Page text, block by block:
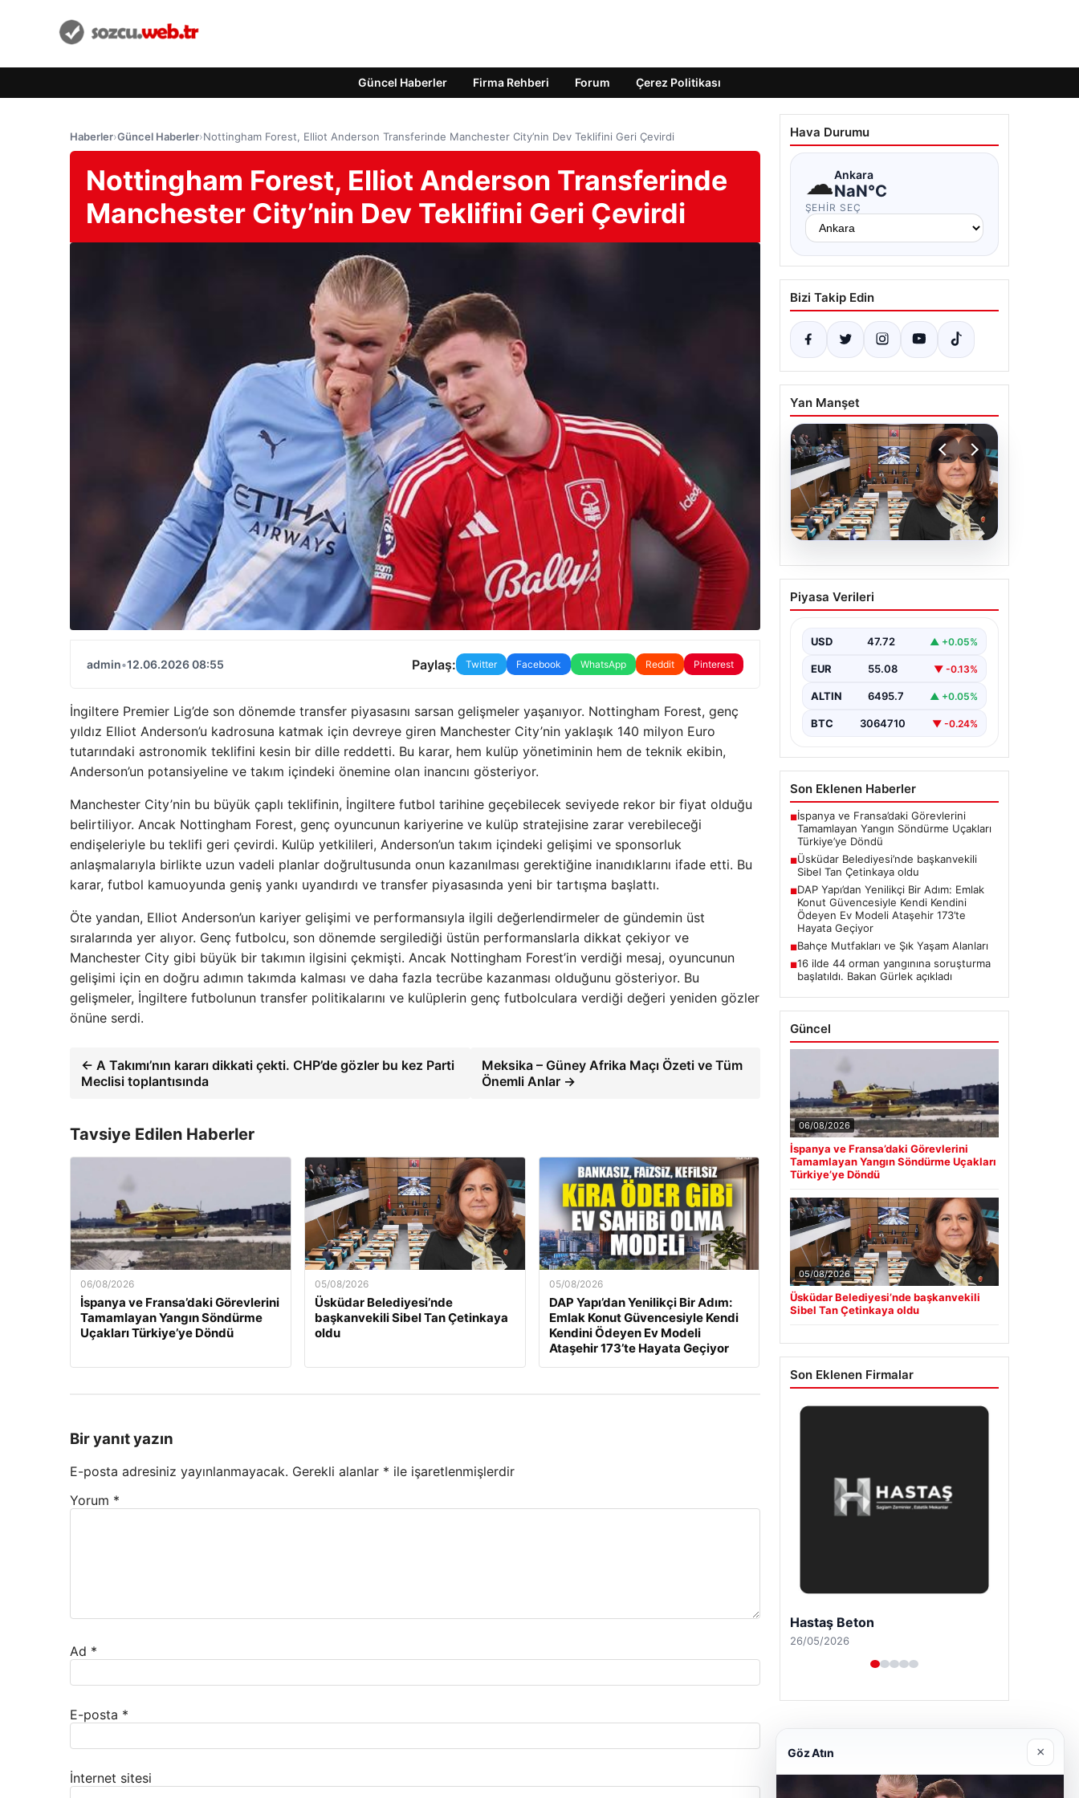
Güncel Haberler Firma Rehberi Forum Çerez Politikası
Haberler›Güncel Haberler›Nottingham Forest, Elliot Anderson Transferinde Manchester City’nin Dev Teklifini Geri Çevirdi
Nottingham Forest, Elliot Anderson Transferinde
Manchester City’nin Dev Teklifini Geri Çevirdi
admin•12.06.2026 08:55 Paylaş: Twitter Facebook WhatsApp Reddit Pinterest
İngiltere Premier Lig’de son dönemde transfer piyasasını sarsan gelişmeler yaşanıyor. Nottingham Forest, genç
yıldız Elliot Anderson’u kadrosuna katmak için devreye giren Manchester City’nin yaklaşık 140 milyon Euro
tutarındaki astronomik teklifini kesin bir dille reddetti. Bu karar, hem kulüp yönetiminin hem de teknik ekibin,
Anderson’un potansiyeline ve takım içindeki önemine olan inancını gösteriyor.
Manchester City’nin bu büyük çaplı teklifinin, İngiltere futbol tarihine geçebilecek seviyede rekor bir fiyat olduğu
belirtiliyor. Ancak Nottingham Forest, genç oyuncunun kariyerine ve kulüp stratejisine zarar verebileceği
endişeleriyle bu teklifi geri çevirdi. Kulüp yetkilileri, Anderson’un takım içindeki gelişimi ve sponsorluk
anlaşmalarıyla birlikte uzun vadeli planlar doğrultusunda onun kazanılması gerektiğine inanıdıklarını ifade etti. Bu
karar, futbol kamuoyunda geniş yankı uyandırdı ve transfer piyasasında yeni bir tartışma başlattı.
Öte yandan, Elliot Anderson’un kariyer gelişimi ve performansıyla ilgili değerlendirmeler de gündemin üst
sıralarında yer alıyor. Genç futbolcu, son dönemde sergilediği üstün performanslarla dikkat çekiyor ve
Manchester City gibi büyük bir takımın ilgisini çekmişti. Ancak Nottingham Forest’in verdiği mesaj, oyuncunun
gelişimi için en doğru adımın takımda kalması ve daha fazla tecrübe kazanması olduğunu gösteriyor. Bu
gelişmeler, İngiltere futbolunun transfer politikalarını ve kulüplerin genç futbolculara verdiği değeri yeniden gözler
önüne serdi.
← A Takımı’nın kararı dikkati çekti. CHP’de gözler bu kez Parti
Meclisi toplantısında
Meksika – Güney Afrika Maçı Özeti ve Tüm
Önemli Anlar →
Tavsiye Edilen Haberler
06/08/2026
İspanya ve Fransa’daki Görevlerini
Tamamlayan Yangın Söndürme
Uçakları Türkiye’ye Döndü
05/08/2026
Üsküdar Belediyesi’nde
başkanvekili Sibel Tan Çetinkaya
oldu
05/08/2026
DAP Yapı’dan Yenilikçi Bir Adım:
Emlak Konut Güvencesiyle Kendi
Kendini Ödeyen Ev Modeli
Ataşehir 173’te Hayata Geçiyor
Bir yanıt yazın
E-posta adresiniz yayınlanmayacak. Gerekli alanlar * ile işaretlenmişlerdir
Yorum *
Ad *
E-posta *
İnternet sitesi
Hava Durumu
☁Ankara
NaN°C
ŞEHIR SEÇ
Bizi Takip Edin
Yan Manşet
05.08.2026
Üsküdar Belediyesi’nde
başkanvekili Sibel Tan
Piyasa Verileri
USD 47.72 ▲ +0.05%
EUR 55.08 ▼ -0.13%
ALTIN 6495.7 ▲ +0.05%
BTC 3064710 ▼ -0.24%
Son Eklenen Haberler
■İspanya ve Fransa’daki Görevlerini
Tamamlayan Yangın Söndürme Uçakları
Türkiye’ye Döndü
■Üsküdar Belediyesi’nde başkanvekili
Sibel Tan Çetinkaya oldu
■DAP Yapı’dan Yenilikçi Bir Adım: Emlak
Konut Güvencesiyle Kendi Kendini
Ödeyen Ev Modeli Ataşehir 173’te
Hayata Geçiyor
■Bahçe Mutfakları ve Şık Yaşam Alanları
■16 ilde 44 orman yangınına soruşturma
başlatıldı. Bakan Gürlek açıkladı
Güncel
06/08/2026
İspanya ve Fransa’daki Görevlerini
Tamamlayan Yangın Söndürme Uçakları
Türkiye’ye Döndü
05/08/2026
Üsküdar Belediyesi’nde başkanvekili
Sibel Tan Çetinkaya oldu
Son Eklenen Firmalar
Enes Kaplan Avukatlık Bürosu
28/04/2026
Göz Atın ×